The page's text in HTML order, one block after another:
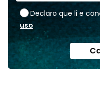
Declaro que li e
uso